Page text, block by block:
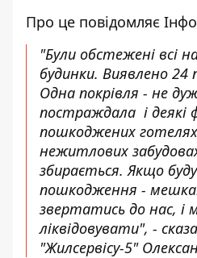
Про це повідомляє
"Були обстежені всі
будинки. Виявлено 24
Одна покрівля - не
постраждала і деякі
пошкоджених
нежитлових
збирається. Якщо
пошкодження -
звертатись до нас, і
ліквідовувати", -
"Жилсервісу-5"